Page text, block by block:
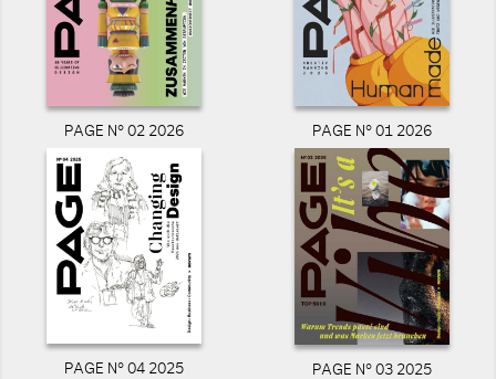
PAGE N° 02 2026 PAGE N° 01 2026
PAGE N° 04 2025 PAGE N° 03 2025